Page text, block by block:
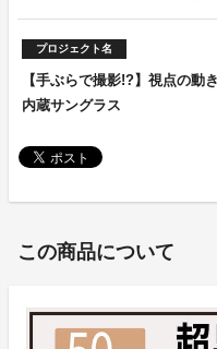
プロジェクト名
【手ぶらで撮影!?】視点の動
内蔵サングラス
この商品について